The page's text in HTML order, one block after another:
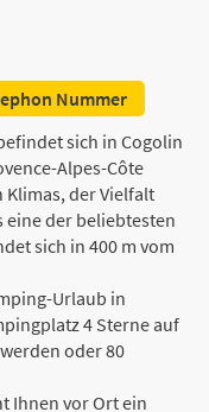
Nummer
sich in Cogolin
Alpes-Côte
der Vielfalt
der beliebtesten
sich in 400 m vom
Urlaub in
4 Sterne auf
oder 80
Ihnen vor Ort ein